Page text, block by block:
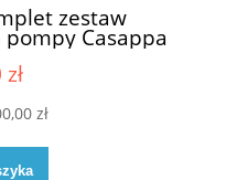
zestaw
Casappa
zł